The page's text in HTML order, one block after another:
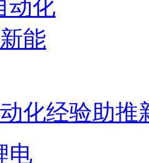
化经验助推